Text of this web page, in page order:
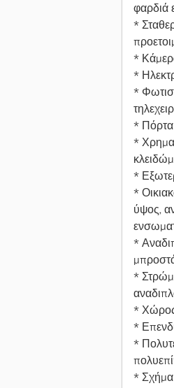
φαρδιά
*
*
*
*
* Πόρτα
*
*
*
ύψος,
*
*
* Χώρος
*
*
* Σχήμα